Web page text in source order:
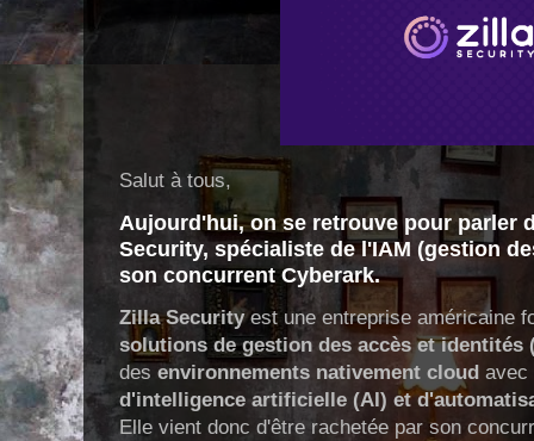
Salut à tous,
Aujourd'hui, on se retrouve pour parler
Security, spécialiste de l'IAM (gestion
son concurrent Cyberark.
Zilla Securityest une entreprise américaine
solutions de gestion des accès et identités
des environnements nativement cloud
d'intelligence artificielle (AI) et
Elle vient donc d'être rachetée par son